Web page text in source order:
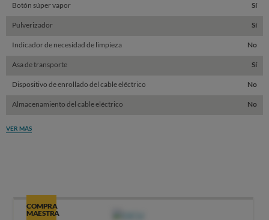
Botón súper vapor Sí
Pulverizador Sí
Indicador de necesidad de limpieza No
Asa de transporte Sí
Dispositivo de enrollado del cable eléctrico No
Almacenamiento del cable eléctrico No
VER MÁS
COMPRA
MAESTRA